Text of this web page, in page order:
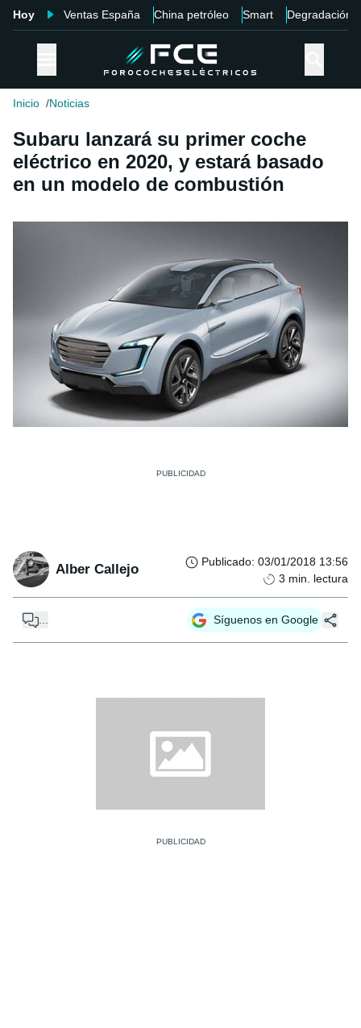
Hoy Ventas España China petróleo Smart Degradación
Inicio Noticias
Subaru lanzará su primer coche
eléctrico en 2020, y estará basado
en un modelo de combustión
Alber Callejo Publicado: 03/01/2018 13:56
3 min. lectura
... Síguenos en Google